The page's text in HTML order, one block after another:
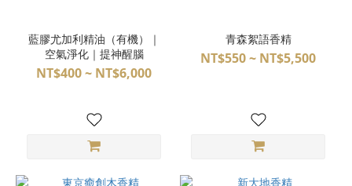
藍膠尤加利精油（有機）｜
空氣淨化｜提神醒腦
NT$400 ~ NT$6,000
青森絮語香精
NT$550 ~ NT$5,500